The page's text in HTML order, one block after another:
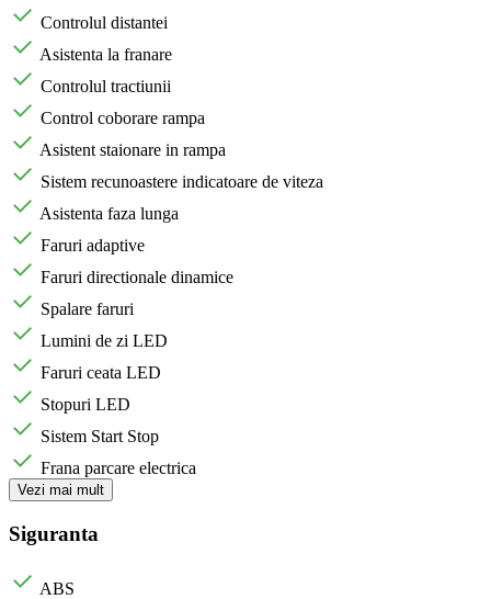
Controlul distantei
Asistenta la franare
Controlul tractiunii
Control coborare rampa
Asistent staionare in rampa
Sistem recunoastere indicatoare de viteza
Asistenta faza lunga
Faruri adaptive
Faruri directionale dinamice
Spalare faruri
Lumini de zi LED
Faruri ceata LED
Stopuri LED
Sistem Start Stop
Frana parcare electrica
Vezi mai mult
Siguranta
ABS